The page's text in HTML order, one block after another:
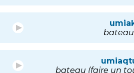
bateau
bateau (faire un